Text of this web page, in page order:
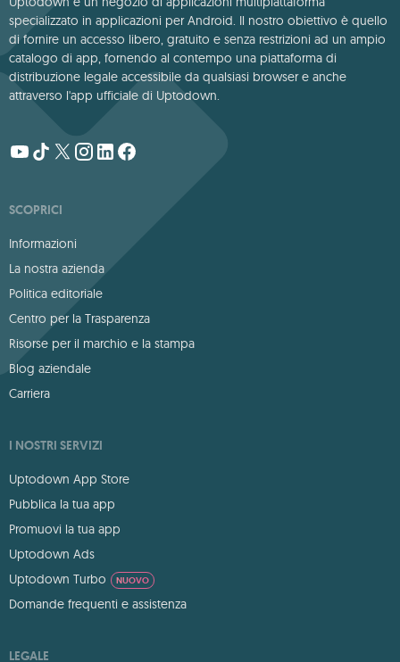
specializzato in applicazioni per Android. Il nostro obiettivo è quello
di fornire un accesso libero, gratuito e senza restrizioni ad un ampio
catalogo di app, fornendo al contempo una piattaforma di
distribuzione legale accessibile da qualsiasi browser e anche
attraverso l'app ufficiale di Uptodown.
SCOPRICI
Informazioni
La nostra azienda
Politica editoriale
Centro per la Trasparenza
Risorse per il marchio e la stampa
Blog aziendale
Carriera
I NOSTRI SERVIZI
Uptodown App Store
Pubblica la tua app
Promuovi la tua app
Uptodown Ads
Uptodown Turbo
NUOVO
Domande frequenti e assistenza
LEGALE